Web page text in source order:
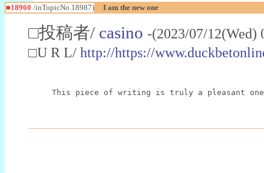
■18960 /inTopicNo.18987) I am the new one
□投稿者/ casino -(2023/07/
□U R L/ http://https://
This piece of writing is truly a pleasant